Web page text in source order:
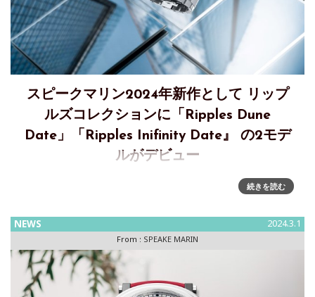
スピークマリン2024年新作として リップ
ルズコレクションに「Ripples Dune
Date」「Ripples Inifinity Date』 の2モデ
ルがデビュー
スピークマリン2024年新作『Ripples Dune Date』 『Ripples
Inifinity Date』「スピークマリン」は、ブランド初のSS製ブ
続きを読む
NEWS 2024.3.1
From : SPEAKE MARIN